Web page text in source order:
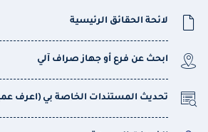
لائحة الحقائق الرئيسية
ابحث عن فرع أو جهاز صراف آلي
تحديث المستندات الخاصة بي (اعرف